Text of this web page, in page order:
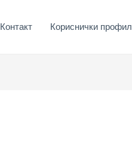
Контакт Кориснички профил